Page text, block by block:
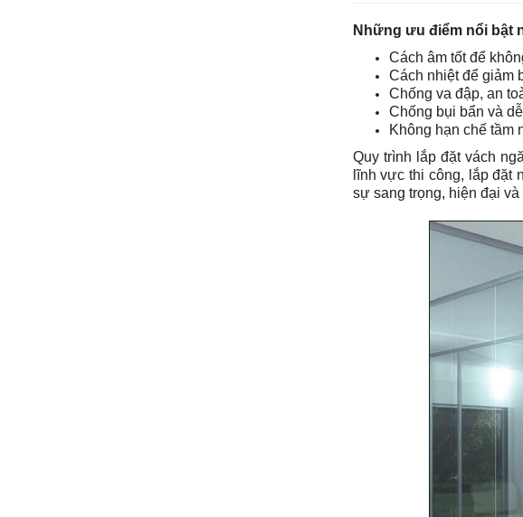
Những ưu điểm nổi bật
Cách âm tốt để
Cách nhiệt để giảm
Chống va đập, an
Chống bụi bẩn và
Không hạn chế tầm
Quy trình lắp đặt vách
lĩnh vực thi công, lắp đặt
sự sang trọng, hiện đại